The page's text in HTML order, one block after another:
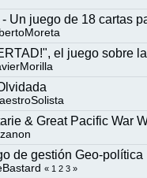
Un juego de 18 cartas
el juego sobre
& Great Pacific War
de gestión Geo-política
« 1 2 3 »